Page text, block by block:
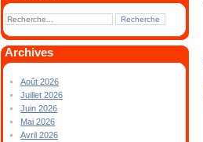
Archives
Août 2026
Juillet 2026
Juin 2026
Mai 2026
Avril 2026